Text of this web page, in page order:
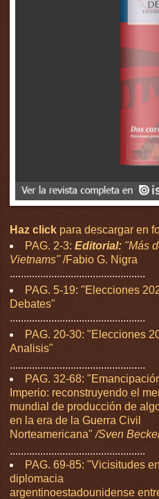
Haz click para descargar en
PAG. 2-3: Editorial:"Más
Vietnams"/Fabio G. Nigra
.................................................
PAG. 5-19: "Elecciones
Debates"
.................................................
PAG. 20-30: "Elecciones
Analisis"
.................................................
PAG. 32-68:
Imperio: reconstruyendo el
mundial de producción de
en la era de la Guerra Civil
Norteamericana"/Sven
.................................................
PAG. 69-85: "Vicisitudes
diplomacia
argentinoestadounidense